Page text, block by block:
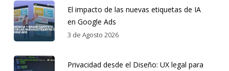
El impacto de las nuevas etiquetas de IA
en Google Ads
3 de Agosto 2026
Privacidad desde el Diseño: UX legal para